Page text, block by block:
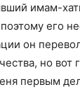
имам-
его
он
но
первым